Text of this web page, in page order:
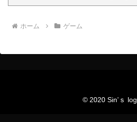
ホーム ゲーム
© 2020 Sin’ｓ log.